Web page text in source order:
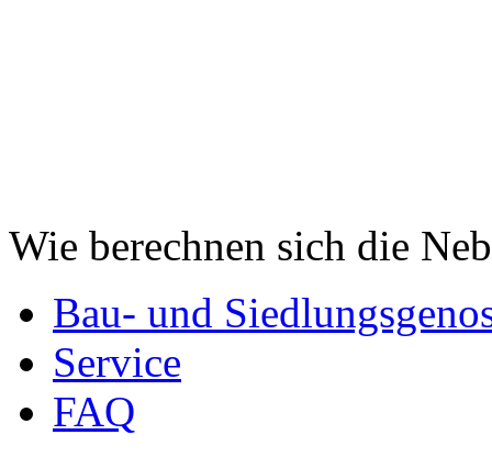
Wie berechnen sich die
Bau- und
Service
FAQ